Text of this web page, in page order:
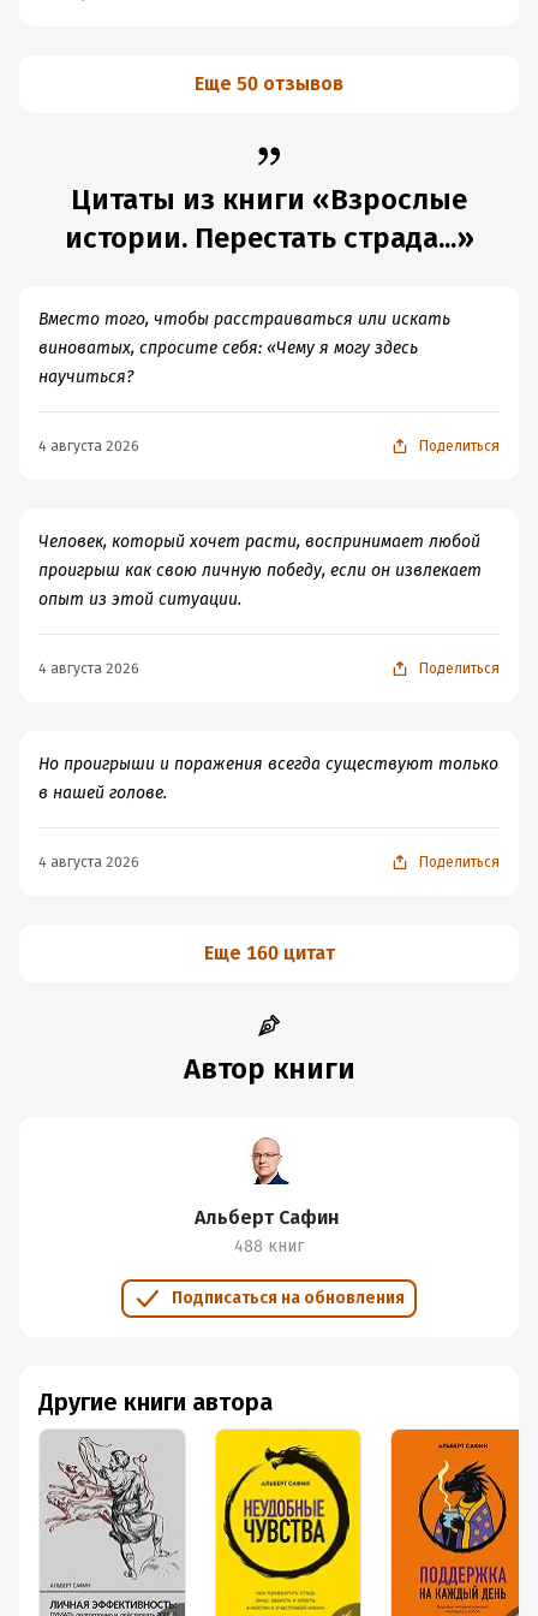
Еще 50 отзывов
Цитаты из книги «Взрослые
истории. Перестать страда...»
Вместо того, чтобы расстраиваться или искать
виноватых, спросите себя: «Чему я могу здесь
научиться?
4 августа 2026 Поделиться
Человек, который хочет расти, воспринимает любой
проигрыш как свою личную победу, если он извлекает
опыт из этой ситуации.
4 августа 2026 Поделиться
Но проигрыши и поражения всегда существуют только
в нашей голове.
4 августа 2026 Поделиться
Еще 160 цитат
Автор книги
Альберт Сафин
488 книг
Подписаться на обновления
Другие книги автора